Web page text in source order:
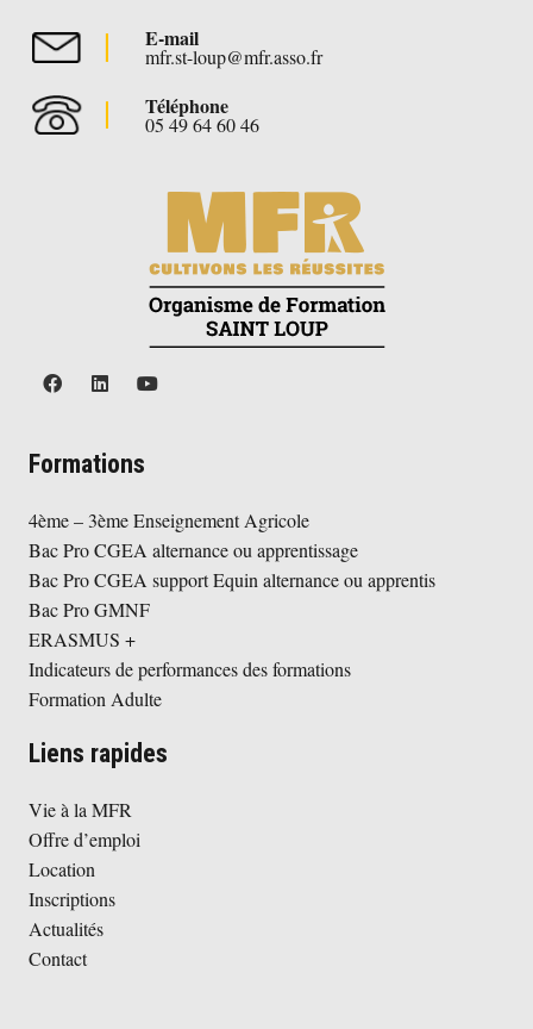
E-mail
mfr.st-loup@mfr.asso.fr
Téléphone
05 49 64 60 46
Formations
4ème – 3ème Enseignement Agricole
Bac Pro CGEA alternance ou apprentissage
Bac Pro CGEA support Equin alternance ou apprentis
Bac Pro GMNF
ERASMUS +
Indicateurs de performances des formations
Formation Adulte
Liens rapides
Vie à la MFR
Offre d’emploi
Location
Inscriptions
Actualités
Contact